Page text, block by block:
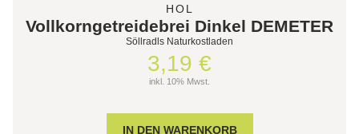
HOL
Vollkorngetreidebrei Dinkel DEMETER
Söllradls Naturkostladen
3,19 €
inkl. 10% Mwst.